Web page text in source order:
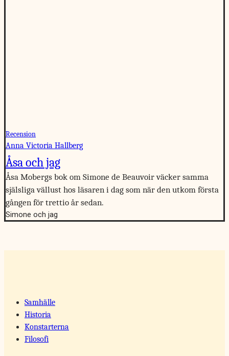
Recension
Anna Victoria Hallberg
Åsa och jag
Åsa Mobergs bok om Simone de Beauvoir väcker samma
själsliga vällust hos läsaren i dag som när den utkom första
gången för trettio år sedan.
Simone och jag
Samhälle
Historia
Konstarterna
Filosofi